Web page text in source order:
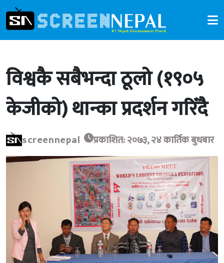
विश्वकै सबैभन्दा ठूलो (१९०५
केजीको) थान्का प्रदर्शन गरिँदै
screennepal प्रकाशित: २०७३, २४ कार्तिक बुधबार